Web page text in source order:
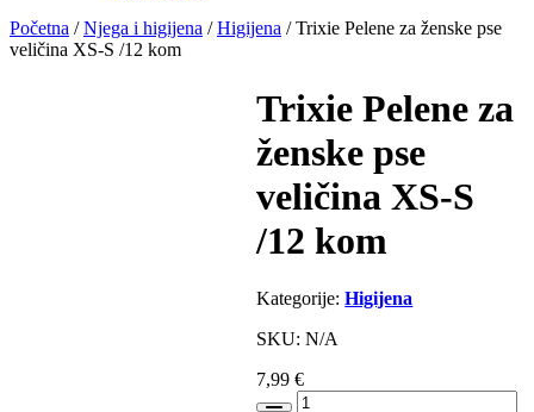
Početna /Njega i higijena /Higijena / Trixie Pelene za ženske pse
veličina XS-S /12 kom
Trixie Pelene za
ženske pse
veličina XS-S
/12 kom
Kategorije:Higijena
SKU: N/A
7,99€
Trixie